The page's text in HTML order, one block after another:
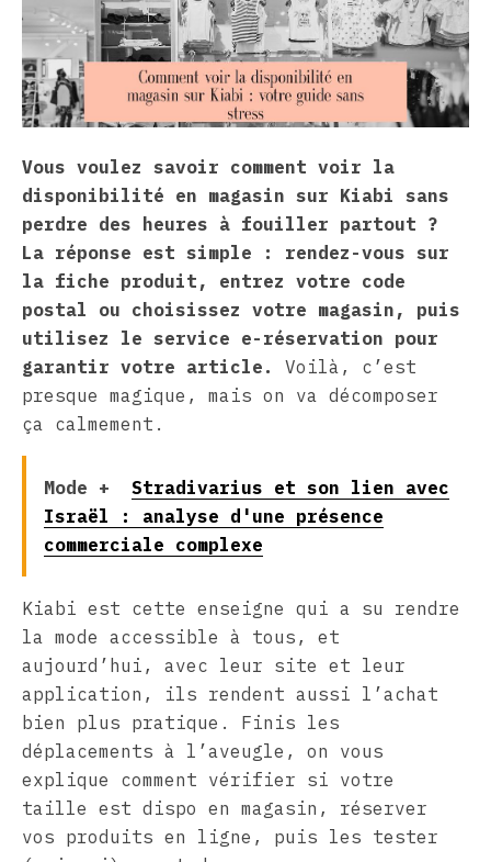
Vous voulez savoir comment voir la
disponibilité en magasin sur Kiabi sans
perdre des heures à fouiller partout ?
La réponse est simple : rendez-vous sur
la fiche produit, entrez votre code
postal ou choisissez votre magasin, puis
utilisez le service e-réservation pour
garantir votre article.
Voilà, c’est
presque magique, mais on va décomposer
ça calmement.
Mode +
Stradivarius et son lien avec
Israël : analyse d'une présence
commerciale complexe
Kiabi est cette enseigne qui a su rendre
la mode accessible à tous, et
aujourd’hui, avec leur site et leur
application, ils rendent aussi l’achat
bien plus pratique. Finis les
déplacements à l’aveugle, on vous
explique comment vérifier si votre
taille est dispo en magasin, réserver
vos produits en ligne, puis les tester